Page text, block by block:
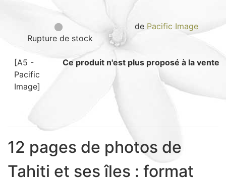
Vanille de Tahiti (26)
Soins et beauté (78)
Epicerie fine (72)
Calendriers et agenda (6)
Danse tahitienne (29)
Sacs, Bijoux et Accessoires (33)
Loisirs (19)
Nos Box (12)
Rupture de stock
de Pacific Image
[A5 -
Pacific
Image]
Ce produit n'est plus proposé à la vente
12 pages de photos de
Tahiti et ses îles : format